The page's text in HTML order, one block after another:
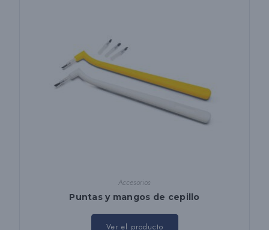
Accesorios
Puntas y mangos de cepillo
Ver el producto
Este